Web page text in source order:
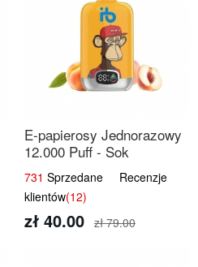
E-papierosy Jednorazowy
12.000 Puff - Sok
Brzoskwiniowy | Owocowa
Świeżość
731 Sprzedane Recenzje
klientów(12)
zł 40.00 zł 79.00